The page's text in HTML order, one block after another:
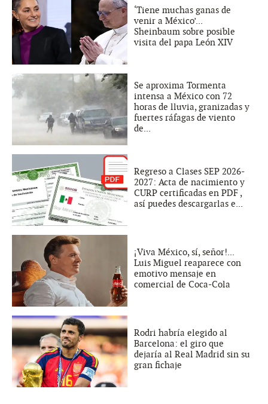
‘Tiene muchas ganas de
venir a México’...
Sheinbaum sobre posible
visita del papa León XIV
Se aproxima Tormenta
intensa a México con 72
horas de lluvia, granizadas y
fuertes ráfagas de viento
de...
Regreso a Clases SEP 2026-
2027: Acta de nacimiento y
CURP certificadas en PDF ,
así puedes descargarlas e...
¡Viva México, sí, señor!...
Luis Miguel reaparece con
emotivo mensaje en
comercial de Coca-Cola
Rodri habría elegido al
Barcelona: el giro que
dejaría al Real Madrid sin su
gran fichaje